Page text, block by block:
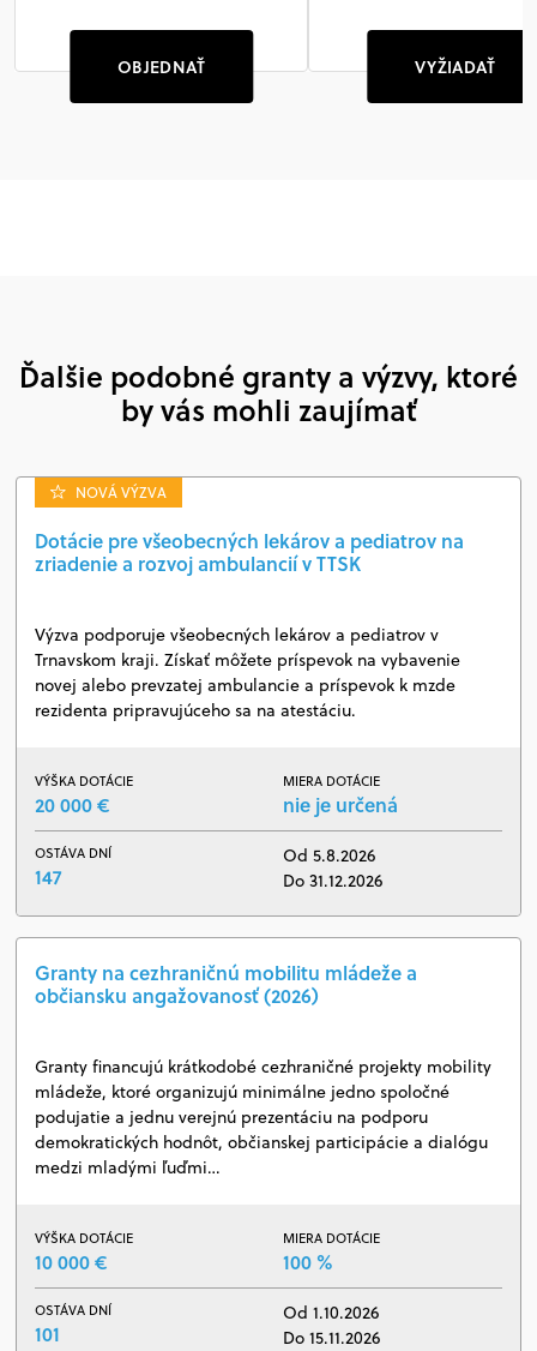
OBJEDNAŤ VYŽIADAŤ
Ďalšie podobné granty a výzvy, ktoré
by vás mohli zaujímať
NOVÁ VÝZVA
Dotácie pre všeobecných lekárov a pediatrov na
zriadenie a rozvoj ambulancií v TTSK
Výzva podporuje všeobecných lekárov a pediatrov v
Trnavskom kraji. Získať môžete príspevok na vybavenie
novej alebo prevzatej ambulancie a príspevok k mzde
rezidenta pripravujúceho sa na atestáciu.
VÝŠKA DOTÁCIE
20 000 €
MIERA DOTÁCIE
nie je určená
OSTÁVA DNÍ
147
Od 5.8.2026
Do 31.12.2026
Granty na cezhraničnú mobilitu mládeže a
občiansku angažovanosť (2026)
Granty financujú krátkodobé cezhraničné projekty mobility
mládeže, ktoré organizujú minimálne jedno spoločné
podujatie a jednu verejnú prezentáciu na podporu
demokratických hodnôt, občianskej participácie a dialógu
medzi mladými ľuďmi…
VÝŠKA DOTÁCIE
10 000 €
MIERA DOTÁCIE
100 %
OSTÁVA DNÍ
101
Od 1.10.2026
Do 15.11.2026